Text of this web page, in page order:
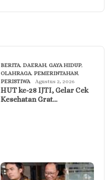
BERITA, DAERAH, GAYA HIDUP,
OLAHRAGA, PEMERINTAHAN,
PERISTIWA
Agustus 2, 2026
HUT ke-28 IJTI, Gelar Cek
Kesehatan Grat…